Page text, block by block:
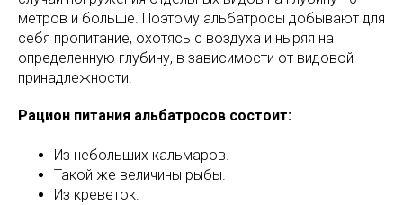
метров и больше. Поэтому альбатросы добывают для
себя пропитание, охотясь с воздуха и ныряя на
определенную глубину, в зависимости от видовой
принадлежности.
Рацион питания альбатросов состоит:
Из небольших кальмаров.
Такой же величины рыбы.
Из креветок.